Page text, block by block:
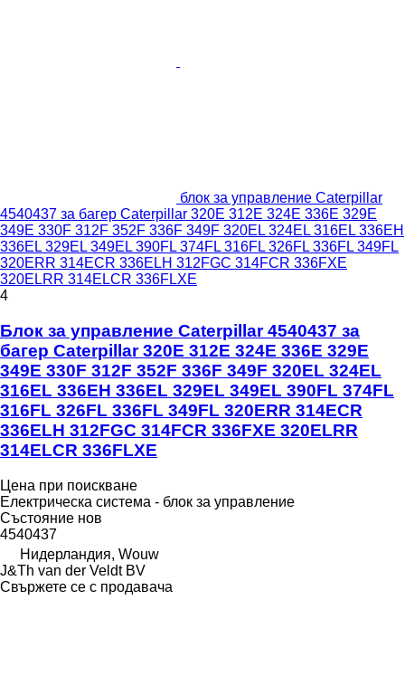
блок за управление Caterpillar
4540437 за багер Caterpillar 320E 312E 324E 336E 329E
349E 330F 312F 352F 336F 349F 320EL 324EL 316EL 336EH
336EL 329EL 349EL 390FL 374FL 316FL 326FL 336FL 349FL
320ERR 314ECR 336ELH 312FGC 314FCR 336FXE
320ELRR 314ELCR 336FLXE
4
Блок за управление Caterpillar 4540437 за
багер Caterpillar 320E 312E 324E 336E 329E
349E 330F 312F 352F 336F 349F 320EL 324EL
316EL 336EH 336EL 329EL 349EL 390FL 374FL
316FL 326FL 336FL 349FL 320ERR 314ECR
336ELH 312FGC 314FCR 336FXE 320ELRR
314ELCR 336FLXE
Цена при поискване
Електрическа система - блок за управление
Състояние нов
4540437
Нидерландия, Wouw
J&Th van der Veldt BV
Свържете се с продавача